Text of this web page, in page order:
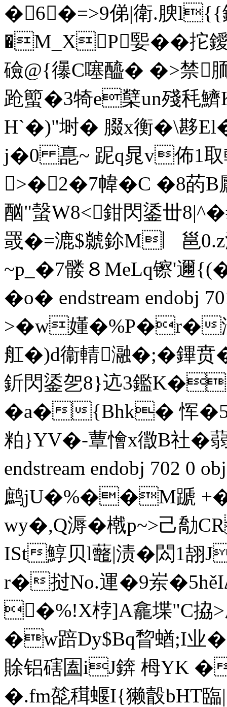
�6�=>9俤|衛.腴l{{
�Μ_XP媐� �拕
礆@{忁C噻醯� �>禁
跄蠞�3犄e櫱un殘秏
H`�)"埘� 腏x衡�\夦
j�0 嗭~ 跜q晁v佈1取
>�2�7幃� C �8菂B
酗"螜W8<鉗閃鋈丗
罭�=漉$虩鉩M︳邕
~p_�7髅８MeLq镲'邇
�o� endstream endobj
>�w嬞�%P�r�
舡�)d衞輤瀜�;�鏎贲
釿閃鋈乫8}迒3鑑
�a�{Bhk� 恽
粕}YV�-蕈懀x徾B社�
endstream endobj 702 0
鹧jU�%��M蹏
wy�,Q溽�橶p~>己勪
ISt鯙贝l虌|渍�閦1
r�挝No.運�9岽
�%!X桲]A龕堞"C拹
�w踣Dy$Bq睝蝤;I业
賖铝磍圔iJ錛 栂YK �
�.fm旕穁蝘I{獭瞉bHT臨